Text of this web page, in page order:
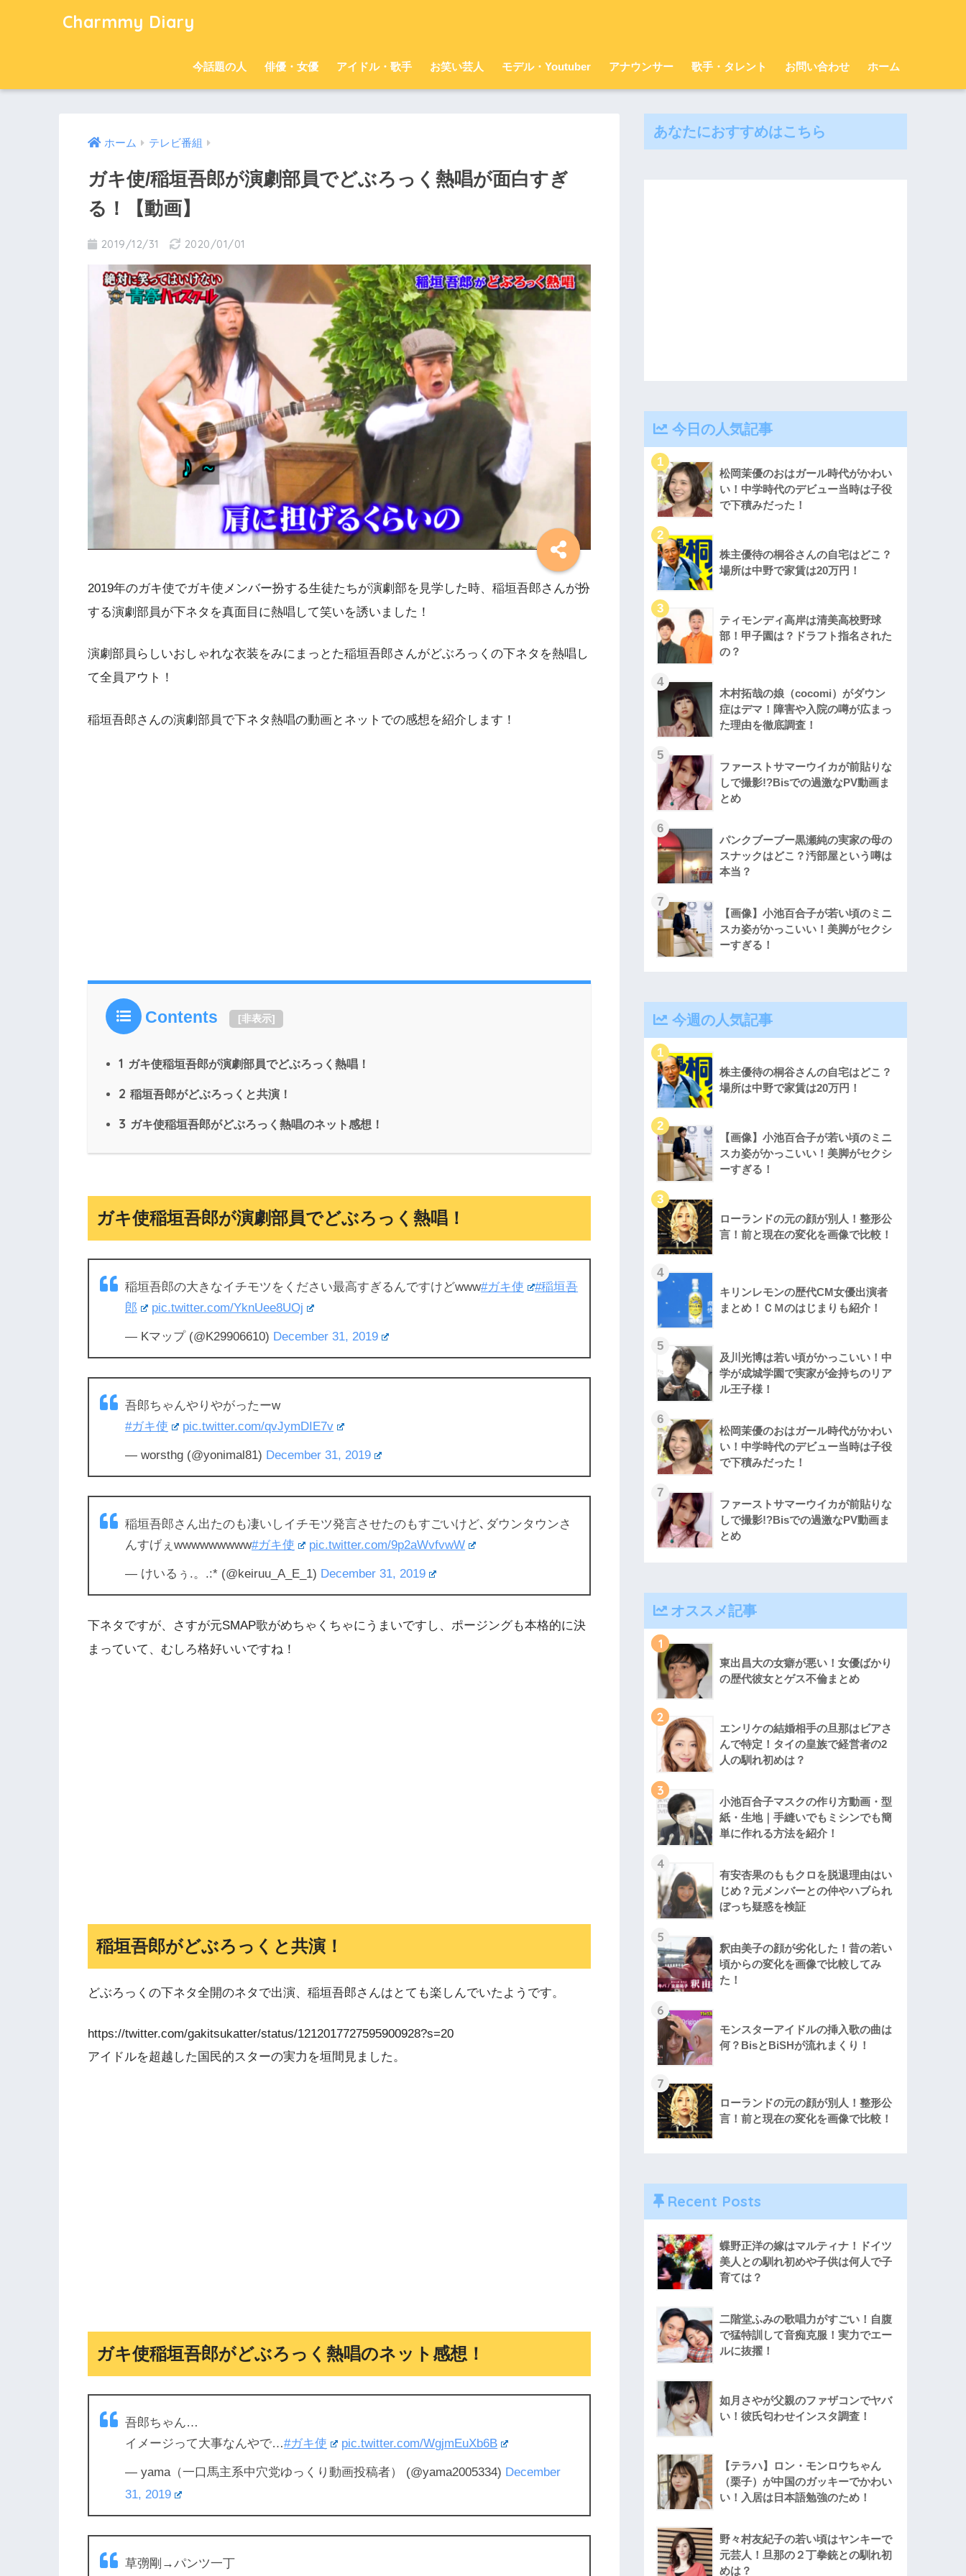
Charmmy Diary
今話題の人 俳優・女優 アイドル・歌手 お笑い芸人 モデル・Youtuber アナウンサー 歌手・タレント お問い合わせ ホーム
ホーム テレビ番組
ガキ使/稲垣吾郎が演劇部員でどぶろっく熱唱が面白すぎ
る！【動画】
2019/12/31 2020/01/01
2019年のガキ使でガキ使メンバー扮する生徒たちが演劇部を見学した時、稲垣吾郎さんが扮
する演劇部員が下ネタを真面目に熱唱して笑いを誘いました！
演劇部員らしいおしゃれな衣装をみにまっとた稲垣吾郎さんがどぶろっくの下ネタを熱唱し
て全員アウト！
稲垣吾郎さんの演劇部員で下ネタ熱唱の動画とネットでの感想を紹介します！
Contents [非表示]
1 ガキ使稲垣吾郎が演劇部員でどぶろっく熱唱！
2 稲垣吾郎がどぶろっくと共演！
3 ガキ使稲垣吾郎がどぶろっく熱唱のネット感想！
ガキ使稲垣吾郎が演劇部員でどぶろっく熱唱！
稲垣吾郎の大きなイチモツをください最高すぎるんですけどwww#ガキ使
#稲垣吾
郎
pic.twitter.com/YknUee8UOj
— Kマップ (@K29906610) December 31, 2019
吾郎ちゃんやりやがったーw
#ガキ使
pic.twitter.com/qvJymDIE7v
— worsthg (@yonimal81) December 31, 2019
稲垣吾郎さん出たのも凄いしイチモツ発言させたのもすごいけど､ダウンタウンさ
んすげぇwwwwwwwww#ガキ使 pic.twitter.com/9p2aWvfvwW
— けいるぅ.。.:* (@keiruu_A_E_1) December 31, 2019
下ネタですが、さすが元SMAP歌がめちゃくちゃにうまいですし、ポージングも本格的に決
まっていて、むしろ格好いいですね！
稲垣吾郎がどぶろっくと共演！
どぶろっくの下ネタ全開のネタで出演、稲垣吾郎さんはとても楽しんでいたようです。
https://twitter.com/gakitsukatter/status/1212017727595900928?s=20
アイドルを超越した国民的スターの実力を垣間見ました。
ガキ使稲垣吾郎がどぶろっく熱唱のネット感想！
吾郎ちゃん…
イメージって大事なんやで…#ガキ使 pic.twitter.com/WgjmEuXb6B
— yama（一口馬主系中穴党ゆっくり動画投稿者） (@yama2005334) December
31, 2019
草彅剛→パンツ一丁
あなたにおすすめはこちら
今日の人気記事
松岡茉優のおはガール時代がかわい
い！中学時代のデビュー当時は子役
で下積みだった！
株主優待の桐谷さんの自宅はどこ？
場所は中野で家賃は20万円！
ティモンディ高岸は清美高校野球
部！甲子園は？ドラフト指名された
の？
木村拓哉の娘（cocomi）がダウン
症はデマ！障害や入院の噂が広まっ
た理由を徹底調査！
ファーストサマーウイカが前貼りな
しで撮影!?Bisでの過激なPV動画ま
とめ
パンクブーブー黒瀬純の実家の母の
スナックはどこ？汚部屋という噂は
本当？
【画像】小池百合子が若い頃のミニ
スカ姿がかっこいい！美脚がセクシ
ーすぎる！
今週の人気記事
株主優待の桐谷さんの自宅はどこ？
場所は中野で家賃は20万円！
【画像】小池百合子が若い頃のミニ
スカ姿がかっこいい！美脚がセクシ
ーすぎる！
ローランドの元の顔が別人！整形公
言！前と現在の変化を画像で比較！
キリンレモンの歴代CM女優出演者
まとめ！ＣＭのはじまりも紹介！
及川光博は若い頃がかっこいい！中
学が成城学園で実家が金持ちのリア
ル王子様！
松岡茉優のおはガール時代がかわい
い！中学時代のデビュー当時は子役
で下積みだった！
ファーストサマーウイカが前貼りな
しで撮影!?Bisでの過激なPV動画ま
とめ
オススメ記事
1
東出昌大の女癖が悪い！女優ばかり
の歴代彼女とゲス不倫まとめ
2
エンリケの結婚相手の旦那はビアさ
んで特定！タイの皇族で経営者の2
人の馴れ初めは？
3
小池百合子マスクの作り方動画・型
紙・生地｜手縫いでもミシンでも簡
単に作れる方法を紹介！
4
有安杏果のももクロを脱退理由はい
じめ？元メンバーとの仲やハブられ
ぼっち疑惑を検証
5
釈由美子の顔が劣化した！昔の若い
頃からの変化を画像で比較してみ
た！
6
モンスターアイドルの挿入歌の曲は
何？BisとBiSHが流れまくり！
7
ローランドの元の顔が別人！整形公
言！前と現在の変化を画像で比較！
Recent Posts
蝶野正洋の嫁はマルティナ！ドイツ
美人との馴れ初めや子供は何人で子
育ては？
二階堂ふみの歌唱力がすごい！自腹
で猛特訓して音痴克服！実力でエー
ルに抜擢！
如月さやが父親のファザコンでヤバ
い！彼氏匂わせインスタ調査！
【テラハ】ロン・モンロウちゃん
（栗子）が中国のガッキーでかわい
い！入居は日本語勉強のため！
野々村友紀子の若い頃はヤンキーで
元芸人！旦那の２丁拳銃との馴れ初
めは？